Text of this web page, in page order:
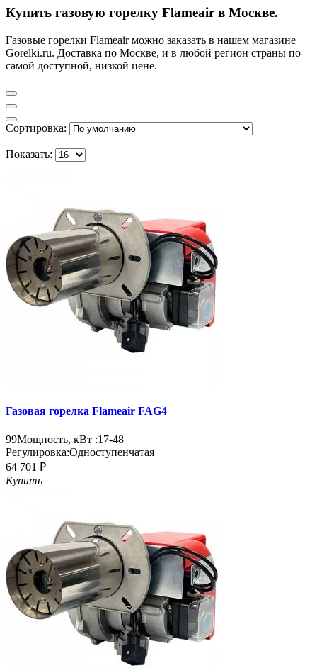
Купить газовую горелку Flameair в Москве.
Газовые горелки Flameair можно заказать в нашем магазине
Gorelki.ru. Доставка по Москве, и в любой регион страны по
самой доступной, низкой цене.
Сортировка:
Показать:
Газовая горелка Flameair FAG4
99Мощность, кВт :17-48
Регулировка:Одноступенчатая
64 701 ₽
Купить